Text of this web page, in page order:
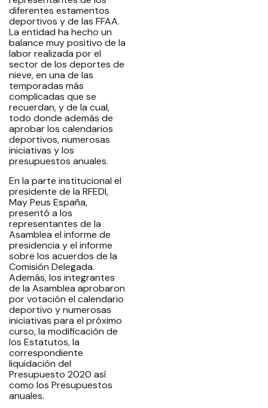
diferentes estamentos
deportivos y de las FFAA.
La entidad ha hecho un
balance muy positivo de la
labor realizada por el
sector de los deportes de
nieve, en una de las
temporadas más
complicadas que se
recuerdan, y de la cual,
todo donde además de
aprobar los calendarios
deportivos, numerosas
iniciativas y los
presupuestos anuales.
En la parte institucional el
presidente de la RFEDI,
May Peus España,
presentó a los
representantes de la
Asamblea el informe de
presidencia y el informe
sobre los acuerdos de la
Comisión Delegada.
Además, los integrantes
de la Asamblea aprobaron
por votación el calendario
deportivo y numerosas
iniciativas para el próximo
curso, la modificación de
los Estatutos, la
correspondiente
liquidación del
Presupuesto 2020 así
como los Presupuestos
anuales.